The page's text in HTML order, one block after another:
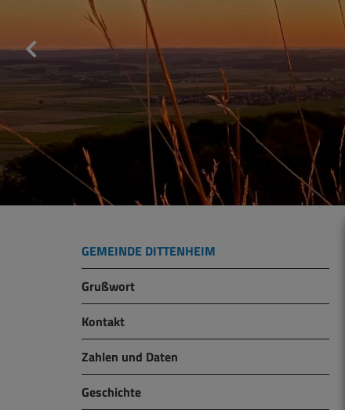
GEMEINDE DITTENHEIM
Grußwort
Kontakt
Zahlen und Daten
Geschichte